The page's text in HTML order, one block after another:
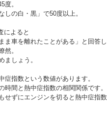
度。
しの白・黒」で50度以上。
によると
ま車を離れたことがある」と回答
然。
ましょう。
指数という数値があります。
間と熱中症指数の相関関係です。
せずにエンジンを切ると熱中症指